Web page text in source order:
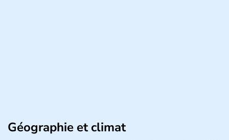
Géographie et climat